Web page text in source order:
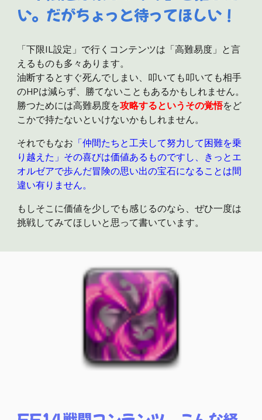
い。だがちょっと待ってほしい！
「下限IL設定」で行くコンテンツは「高難易度」と言
えるものも多々あります。
油断するとすぐ死んでしまい、叩いても叩いても相手
のHPは減らず、勝てないこともあるかもしれません。
勝つためには高難易度を攻略するというその覚悟をど
こかで持たないといけないかもしれません。
それでもなお 「仲間たちと工夫して努力して困難を乗
り越えた」その喜びは価値あるものですし、きっとエ
オルゼアで歩んだ冒険の思い出の宝石になることは間
違い有りません。
もしそこに価値を少しでも感じるのなら、ぜひ一度は
挑戦してみてほしいと思って書いています。